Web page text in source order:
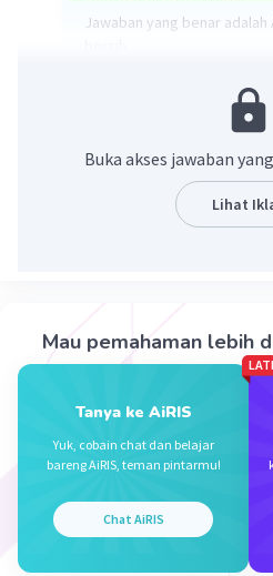
Jawaban yang benar adalah
daya penting bagi
menghasilkan udara bersih
- 😁🙏🏻
Beri Rating· 0)
Buka akses jawaban
Lihat
Mau pemahaman lebih
Tanya ke AiRIS
Yuk, cobain chat dan belajar
bareng AiRIS, teman pintarmu!
Chat AiRIS